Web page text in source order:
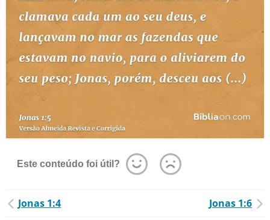
Este conteúdo foi útil?
Jonas 1:4 Jonas 1:6